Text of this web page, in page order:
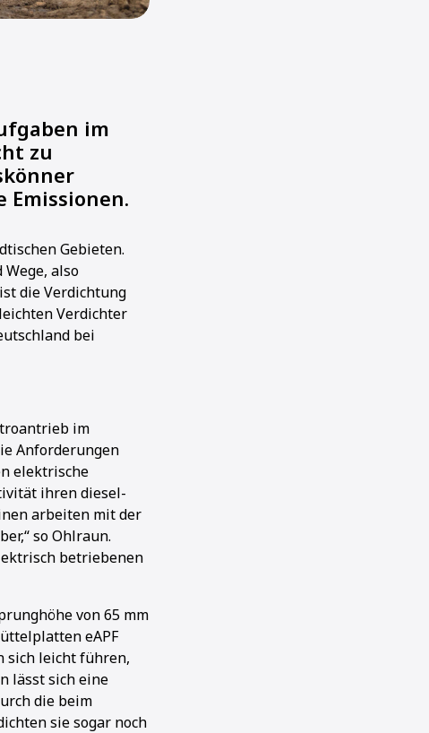
im
zu
Gebieten.
also
die Verdichtung
Verdichter
bei
im
Anforderungen
elektrische
ihren diesel-
arbeiten mit der
so Ohlraun.
betriebenen
von 65 mm
eAPF
sich leicht führen,
lässt sich eine
die beim
sie sogar noch